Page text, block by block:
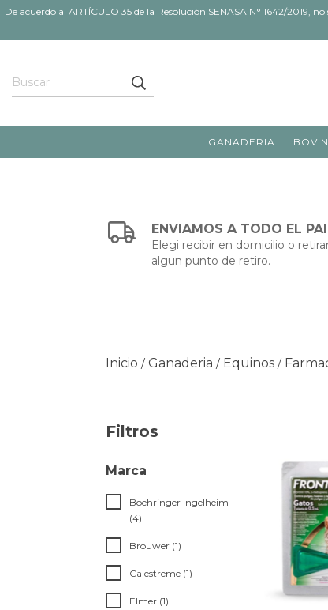
De acuerdo al ARTÍCULO 35 de la Resolución SENASA N° 1642/
GANADERIA
ENVIAMOS A TODO EL
Elegi recibir en domicilio o
algun punto de retiro.
Inicio / Ganaderia / Equinos /
Filtros
Marca
Boehringer Ingelheim
(4)
Brouwer (1)
Calestreme (1)
Elmer (1)